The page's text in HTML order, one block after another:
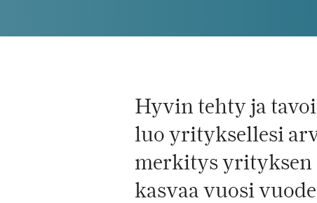
Hyvin tehty ja
luo yrityksellesi
merkitys yrityksen
kasvaa vuosi